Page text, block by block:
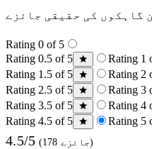
گاہکوں کی حقیقی جائزے
Rating 0 of 5
Rating 0.5 of 5
Rating 1
Rating 1.5 of 5
Rating 2
Rating 2.5 of 5
Rating 3
Rating 3.5 of 5
Rating 4
Rating 4.5 of 5
Rating 5
4.5/5 (178 جائزے)